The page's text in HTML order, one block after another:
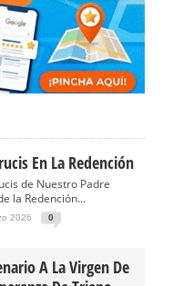
En La Redención
de Nuestro Padre
la Redención...
2026 0
A La Virgen De